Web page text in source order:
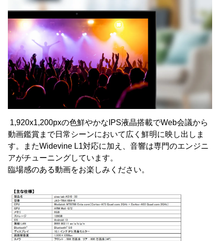
1,920x1,200pxの色鮮やかなIPS液晶搭載でWeb会議から
動画鑑賞まで日常シーンにおいて広く鮮明に映し出しま
す。またWidevine L1対応に加え、音響は専門のエンジニ
アがチューニングしています。
臨場感のある動画をお楽しみください。